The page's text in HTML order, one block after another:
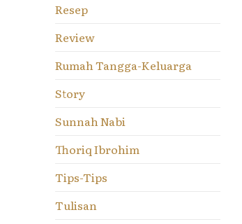
Resep
Review
Rumah Tangga-Keluarga
Story
Sunnah Nabi
Thoriq Ibrohim
Tips-Tips
Tulisan